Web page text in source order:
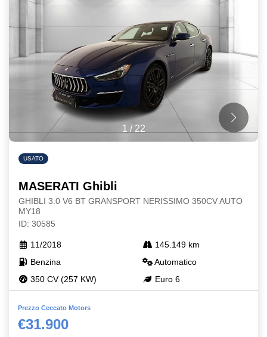
1 / 22
USATO
MASERATI Ghibli
GHIBLI 3.0 V6 BT GRANSPORT NERISSIMO 350CV AUTO
MY18
ID: 30585
11/2018
145.149 km
Benzina
Automatico
350 CV (257 KW)
Euro 6
Prezzo Ceccato Motors
€31.900